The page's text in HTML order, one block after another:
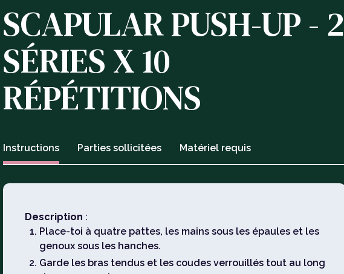
SCAPULAR PUSH-UP - 2
SÉRIES X 10
RÉPÉTITIONS
Instructions Parties sollicitées Matériel requis
Description :
Place-toi à quatre pattes, les mains sous les épaules et les
genoux sous les hanches.
Garde les bras tendus et les coudes verrouillés tout au long